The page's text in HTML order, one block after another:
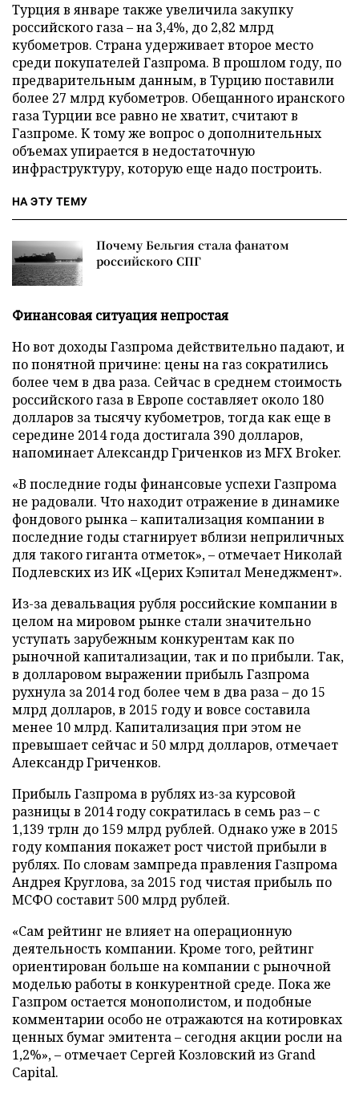
Турция в январе также увеличила закупку
российского газа – на 3,4%, до 2,82 млрд
кубометров. Страна удерживает второе место
среди покупателей Газпрома. В прошлом году, по
предварительным данным, в Турцию поставили
более 27 млрд кубометров. Обещанного иранского
газа Турции все равно не хватит, считают в
Газпроме. К тому же вопрос о дополнительных
объемах упирается в недостаточную
инфраструктуру, которую еще надо построить.
НА ЭТУ ТЕМУ
Почему Бельгия стала фанатом
российского СПГ
Финансовая ситуация непростая
Но вот доходы Газпрома действительно падают, и
по понятной причине: цены на газ сократились
более чем в два раза. Сейчас в среднем стоимость
российского газа в Европе составляет около 180
долларов за тысячу кубометров, тогда как еще в
середине 2014 года достигала 390 долларов,
напоминает Александр Гриченков из MFX Broker.
«В последние годы финансовые успехи Газпрома
не радовали. Что находит отражение в динамике
фондового рынка – капитализация компании в
последние годы стагнирует вблизи неприличных
для такого гиганта отметок», – отмечает Николай
Подлевских из ИК «Церих Кэпитал Менеджмент».
Из-за девальвация рубля российские компании в
целом на мировом рынке стали значительно
уступать зарубежным конкурентам как по
рыночной капитализации, так и по прибыли. Так,
в долларовом выражении прибыль Газпрома
рухнула за 2014 год более чем в два раза – до 15
млрд долларов, в 2015 году и вовсе составила
менее 10 млрд. Капитализация при этом не
превышает сейчас и 50 млрд долларов, отмечает
Александр Гриченков.
Прибыль Газпрома в рублях из-за курсовой
разницы в 2014 году сократилась в семь раз – с
1,139 трлн до 159 млрд рублей. Однако уже в 2015
году компания покажет рост чистой прибыли в
рублях. По словам зампреда правления Газпрома
Андрея Круглова, за 2015 год чистая прибыль по
МСФО составит 500 млрд рублей.
«Сам рейтинг не влияет на операционную
деятельность компании. Кроме того, рейтинг
ориентирован больше на компании с рыночной
моделью работы в конкурентной среде. Пока же
Газпром остается монополистом, и подобные
комментарии особо не отражаются на котировках
ценных бумаг эмитента – сегодня акции росли на
1,2%», – отмечает Сергей Козловский из Grand
Capital.